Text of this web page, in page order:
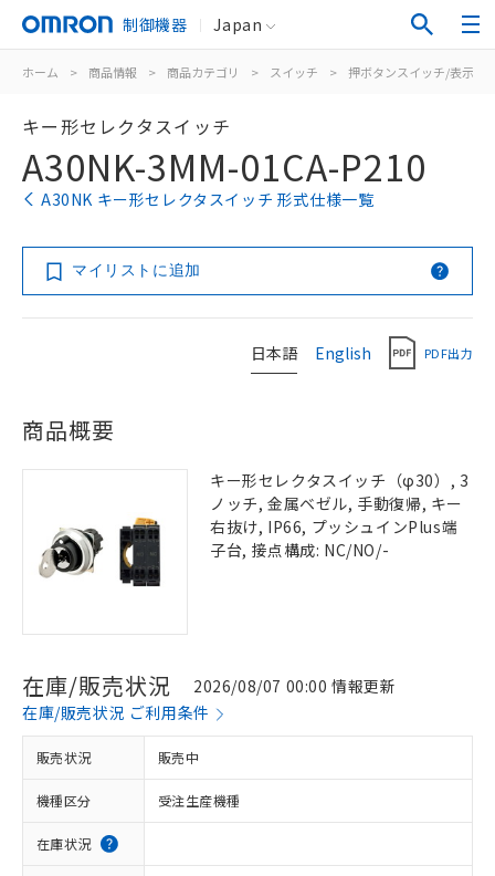
制御機器 Japan
ホーム > 商品情報 > 商品カテゴリ > スイッチ > 押ボタンスイッチ/表示灯
キー形セレクタスイッチ
A30NK-3MM-01CA-P210
A30NK キー形セレクタスイッチ 形式仕様一覧
マイリストに追加
日本語 English PDF出力
商品概要
キー形セレクタスイッチ（φ30）, 3
ノッチ, 金属ベゼル, 手動復帰, キー
右抜け, IP66, プッシュインPlus端
子台, 接点構成: NC/NO/-
在庫/販売状況
2026/08/07 00:00 情報更新
在庫/販売状況 ご利用条件
販売状況 販売中
機種区分 受注生産機種
在庫状況